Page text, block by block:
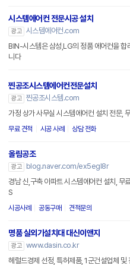
시스템에어컨 전문시공 설치
광고 시스템에어컨.com
BIN-시스템은 삼성,LG의 정품 에어컨을 합
니다
찐공조시스템에어컨전문설치
광고 찐공조시스템.com
가정 상가 사무실 시스템에어컨 설치 전문,
무료 견적 시공 사례 상담 전화
올림공조
광고
blog.naver.com/ex5egl8r
경남 신,구축 아파트 시스템에어컨 설치, 무
S
시공사례 공동구매 견적문의
명품 실외기설치대 대신이앤지
광고 www.dasin.co.kr
헤럴드경제 선정, 특허제품, 1군건설업체